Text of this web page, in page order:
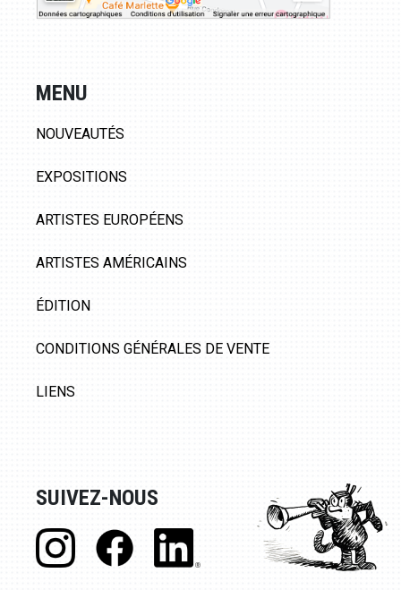
MENU
NOUVEAUTÉS
EXPOSITIONS
ARTISTES EUROPÉENS
ARTISTES AMÉRICAINS
ÉDITION
CONDITIONS GÉNÉRALES DE VENTE
LIENS
SUIVEZ-NOUS